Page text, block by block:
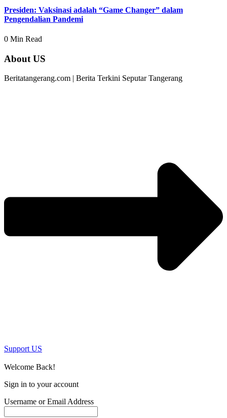
Presiden: Vaksinasi adalah “Game Changer” dalam
Pengendalian Pandemi
0 Min Read
About US
Beritatangerang.com | Berita Terkini Seputar Tangerang
Support US
Welcome Back!
Sign in to your account
Username or Email Address